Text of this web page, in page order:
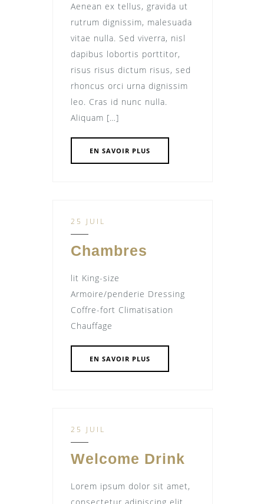
Aenean ex tellus, gravida ut
rutrum dignissim, malesuada
vitae nulla. Sed viverra, nisl
dapibus lobortis porttitor,
risus risus dictum risus, sed
rhoncus orci urna dignissim
leo. Cras id nunc nulla.
Aliquam […]
EN SAVOIR PLUS
25 JUIL
Chambres
lit King-size
Armoire/penderie Dressing
Coffre-fort Climatisation
Chauffage
EN SAVOIR PLUS
25 JUIL
Welcome Drink
Lorem ipsum dolor sit amet,